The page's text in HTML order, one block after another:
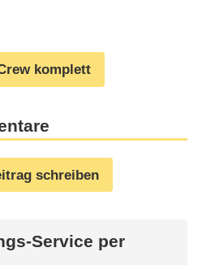
komplett
schreiben
Service per